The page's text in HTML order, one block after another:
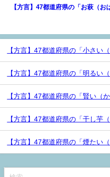
【方言】47都道府県の「お萩（お
【方言】47都道府県の「小さい
【方言】47都道府県の「明るい
【方言】47都道府県の「賢い（
【方言】47都道府県の「干し芋
【方言】47都道府県の「煙たい